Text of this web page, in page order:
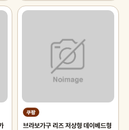
쿠팡
브라보가구 리즈 저상형 데이베드형